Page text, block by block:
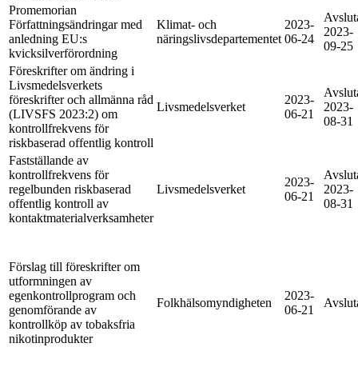
Promemorian
Författningsändringar med
anledning EU:s
kvicksilverförordning
Klimat- och
näringslivsdepartementet
2023-
06-24
2023-
09-25
Föreskrifter om ändring i
Livsmedelsverkets
föreskrifter och allmänna råd
(LIVSFS 2023:2) om
kontrollfrekvens för
riskbaserad offentlig kontroll
Livsmedelsverket
2023-
06-21
2023-
08-31
Fastställande av
kontrollfrekvens för
regelbunden riskbaserad
offentlig kontroll av
kontaktmaterialverksamheter
Livsmedelsverket
2023-
06-21
2023-
08-31
Förslag till föreskrifter om
utformningen av
egenkontrollprogram och
genomförande av
kontrollköp av tobaksfria
nikotinprodukter
Folkhälsomyndigheten
2023-
06-21